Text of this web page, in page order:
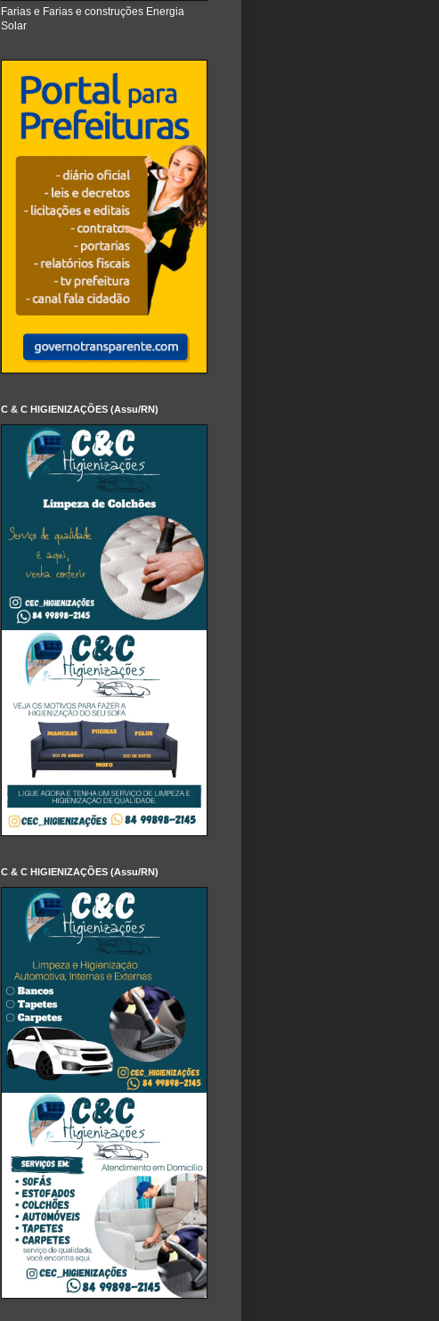
Farias e Farias e construções Energia
Solar
C & C HIGIENIZAÇÕES (Assu/RN)
C & C HIGIENIZAÇÕES (Assu/RN)